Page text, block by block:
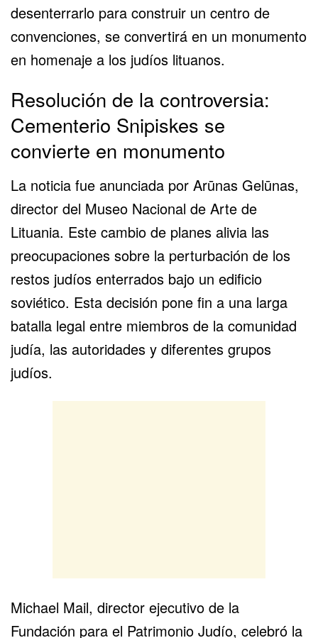
desenterrarlo para construir un centro de
convenciones, se convertirá en un monumento
en homenaje a los judíos lituanos.
Resolución de la controversia:
Cementerio Snipiskes se
convierte en monumento
La noticia fue anunciada por Arūnas Gelūnas,
director del Museo Nacional de Arte de
Lituania. Este cambio de planes alivia las
preocupaciones sobre la perturbación de los
restos judíos enterrados bajo un edificio
soviético. Esta decisión pone fin a una larga
batalla legal entre miembros de la comunidad
judía, las autoridades y diferentes grupos
judíos.
Michael Mail, director ejecutivo de la
Fundación para el Patrimonio Judío, celebró la